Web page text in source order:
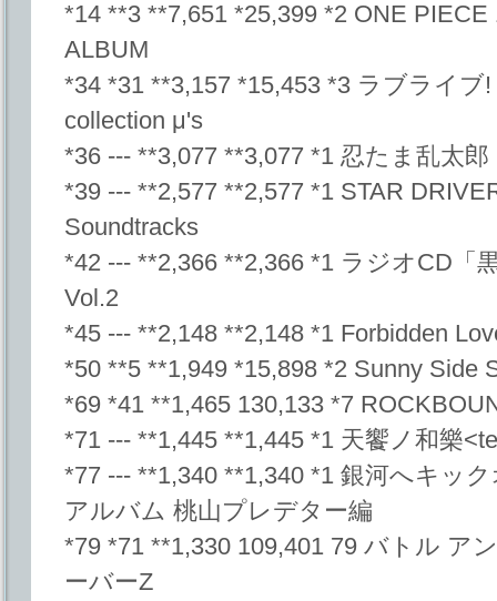
*14 **3 **7,651 *25,399 *2 ONE PIECE
ALBUM
*34 *31 **3,157 *15,453 *3 ラブライブ
collection μ's
*36 --- **3,077 **3,077 *1 忍たま乱太
*39 --- **2,577 **2,577 *1 STAR
Soundtracks
*42 --- **2,366 **2,366 *1 ラジオCD「
Vol.2
*45 --- **2,148 **2,148 *1 Forbidden
*50 **5 **1,949 *15,898 *2 Sunny Side
*69 *41 **1,465 130,133 *7
*71 --- **1,445 **1,445 *1 天饗ノ和樂
*77 --- **1,340 **1,340 *1 銀河へキッ
アルバム 桃山プレデター編
*79 *71 **1,330 109,401 79 バトル ア
ーバーZ